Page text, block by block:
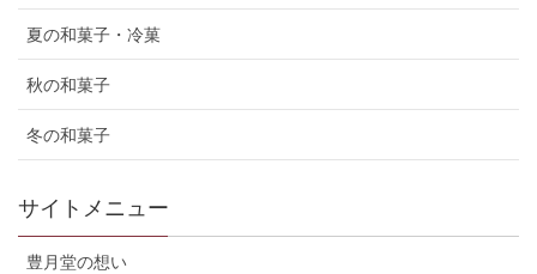
夏の和菓子・冷菓
秋の和菓子
冬の和菓子
サイトメニュー
豊月堂の想い